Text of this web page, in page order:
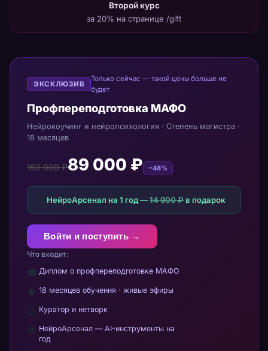
Второй курс
за 20% на странице /gift
ЭКСКЛЮЗИВ
Только сейчас — такой цены больше не
будет
Профпереподготовка МАФО
Нейрокоучинг и нейропсихология · Степень магистра ·
18 месяцев
159 000 ₽89 000 ₽ −48%
НейроАрсенал на 1 год —14 900 ₽в подарок
Войти и поступить →
Что входит:
🎓 Диплом о профпереподготовке МАФО
🧠 18 месяцев обучения · живые эфиры
🤝 Куратор и нетворк
🛠 НейроАрсенал — AI-инструменты на
год